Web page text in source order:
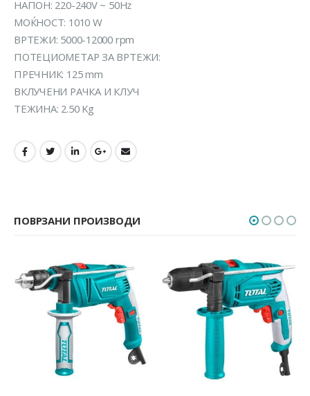
НАПОН: 220-240V ~ 50Hz
МОЌНОСТ: 1010 W
ВРТЕЖИ: 5000-12000 rpm
ПОТЕЦИОМЕТАР ЗА ВРТЕЖИ:
ПРЕЧНИК: 125 mm
ВКЛУЧЕНИ РАЧКА И КЛУЧ
ТЕЖИНА: 2.50 Kg
ПОВРЗАНИ ПРОИЗВОДИ